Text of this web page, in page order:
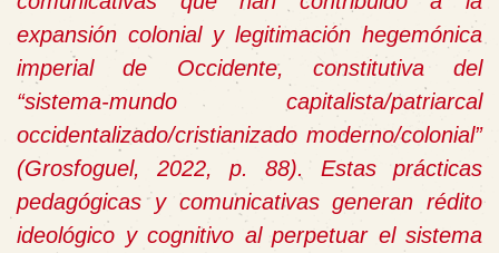
expansión colonial y legitimación hegemónica
imperial de Occidente, constitutiva del
“sistema-mundo capitalista/patriarcal
occidentalizado/cristianizado moderno/colonial”
(Grosfoguel, 2022, p. 88). Estas prácticas
pedagógicas y comunicativas generan rédito
ideológico y cognitivo al perpetuar el sistema